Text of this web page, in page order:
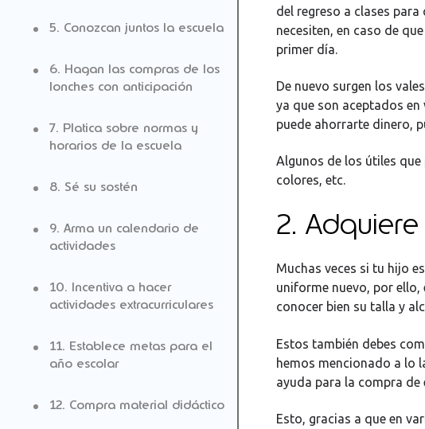
5. Conozcan juntos la escuela
6. Hagan las compras de los
lonches con anticipación
7. Platica sobre normas y
horarios de la escuela
8. Sé su sostén
9. Arma un calendario de
actividades
10. Incentiva a hacer
actividades extracurriculares
11. Establece metas para el
año escolar
12. Compra material didáctico
del regreso a clases
necesiten, en caso de
primer día.
De nuevo surgen los
ya que son aceptados
puede ahorrarte dinero,
Algunos de los útiles
colores, etc.
2.
Muchas veces si tu hijo
uniforme nuevo, por
conocer bien su talla y
Estos también debes
hemos mencionado a lo
ayuda para la compra de
Esto, gracias a que en